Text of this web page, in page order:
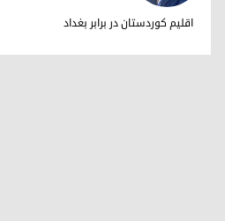
دکتر ابراهیم خالد
اقلیم کوردستان در برابر بغداد